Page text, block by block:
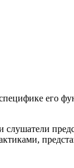
его
слушатели